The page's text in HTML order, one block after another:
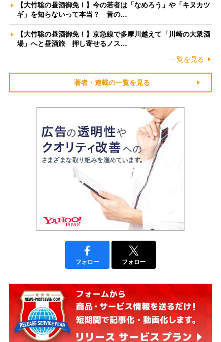
【大竹聡の昼酒御免！】今の若者は「なめろう」や「キヌカツ
ギ」を知らないって本当？ 昔の…
【大竹聡の昼酒御免！】京急線で多摩川越えて「川崎の大衆酒
場」へと昼酒旅 押し寄せるノス…
一覧を見る
著者・連載の一覧を見る
フォロー フォロー